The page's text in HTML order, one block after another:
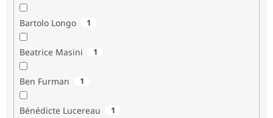
Bartolo Longo 1
Beatrice Masini 1
Ben Furman 1
Bénédicte Lucereau 1